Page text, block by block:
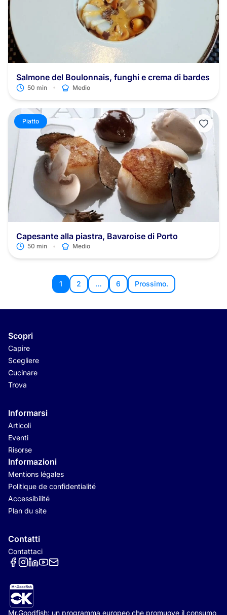
Salmone del Boulonnais, funghi e crema di bardes
50 min • Medio
Piatto
Capesante alla piastra, Bavaroise di Porto
50 min • Medio
1 2 … 6 Prossimo.
Scopri
Capire
Scegliere
Cucinare
Trova
Informarsi
Articoli
Eventi
Risorse
Informazioni
Mentions légales
Politique de confidentialité
Accessibilité
Plan du site
Contatti
Contattaci
Réseaux sociaux
Mr.Goodfish: un programma europeo che promuove il consumo